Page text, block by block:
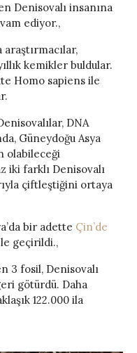
Denisovalı insanına
ediyor.,
araştırmacılar,
kemikler buldular.
Homo sapiens ile
DNA
Güneydoğu Asya
olabileceği
iki farklı Denisovalı
çiftleştiğini ortaya
bir adette Çin’de
geçirildi.,
3 fosil, Denisovalı
götürdü. Daha
122.000 ila